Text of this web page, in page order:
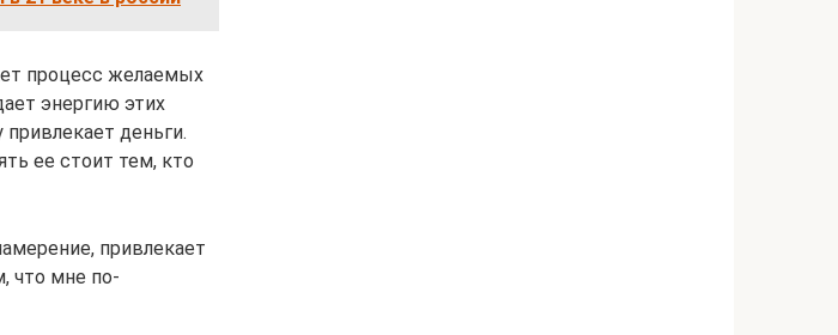
процесс желаемых
энергию этих
деньги.
ее стоит тем, кто
привлекает
что мне по-